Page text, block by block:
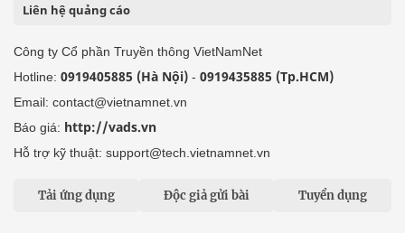
Liên hệ quảng cáo
Công ty Cổ phần Truyền thông VietNamNet
Hotline: 0919405885 (Hà Nội) - 0919435885 (Tp.HCM)
Email: contact@vietnamnet.vn
Báo giá: http://vads.vn
Hỗ trợ kỹ thuật: support@tech.vietnamnet.vn
Tải ứng dụng Độc giả gửi bài Tuyển dụng